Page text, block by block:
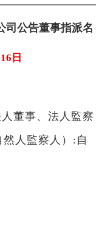
司公告董事指派名
日
董事、法人監察
人監察人）:自